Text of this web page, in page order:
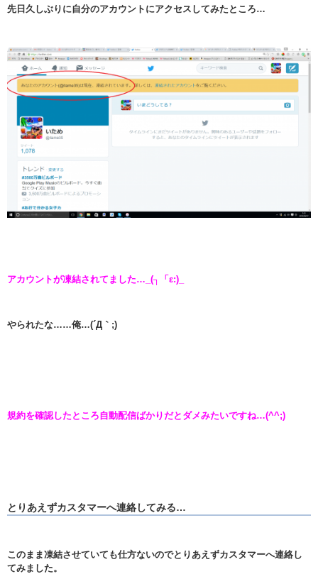
先日久しぶりに自分のアカウントにアクセスしてみたところ…
アカウントが凍結されてました…_(┐「ε:)_
やられたな……俺…(´Д｀;)
規約を確認したところ自動配信ばかりだとダメみたいですね…(^^;)
とりあえずカスタマーへ連絡してみる…
このまま凍結させていても仕方ないのでとりあえずカスタマーへ連絡し
てみました。